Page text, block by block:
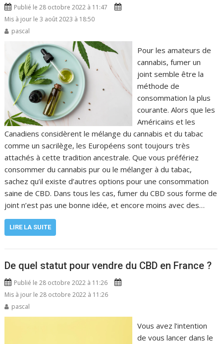
Publié le 28 octobre 2022 à 11:47
Mis à jour le 3 août 2023 à 18:50
pascal
Pour les amateurs de
cannabis, fumer un
joint semble être la
méthode de
consommation la plus
courante. Alors que les
Américains et les
Canadiens considèrent le mélange du cannabis et du tabac
comme un sacrilège, les Européens sont toujours très
attachés à cette tradition ancestrale. Que vous préfériez
consommer du cannabis pur ou le mélanger à du tabac,
sachez qu’il existe d’autres options pour une consommation
saine de CBD. Dans tous les cas, fumer du CBD sous forme de
joint n’est pas une bonne idée, et encore moins avec des…
LIRE LA SUITE
De quel statut pour vendre du CBD en France ?
Publié le 28 octobre 2022 à 11:26
Mis à jour le 28 octobre 2022 à 11:26
pascal
Vous avez l’intention
de vous lancer dans le